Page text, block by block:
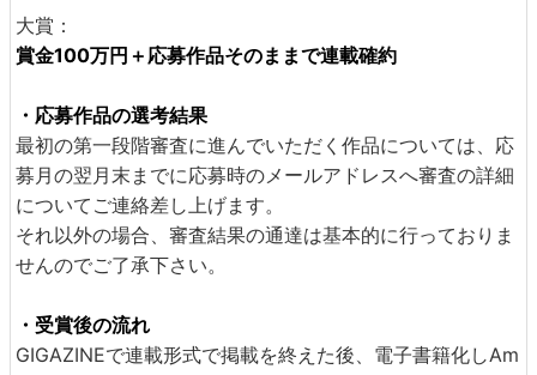
大賞：
賞金100万円＋応募作品そのままで連載確約
・応募作品の選考結果
最初の第一段階審査に進んでいただく作品については、応
募月の翌月末までに応募時のメールアドレスへ審査の詳細
についてご連絡差し上げます。
それ以外の場合、審査結果の通達は基本的に行っておりま
せんのでご了承下さい。
・受賞後の流れ
GIGAZINEで連載形式で掲載を終えた後、電子書籍化しAm